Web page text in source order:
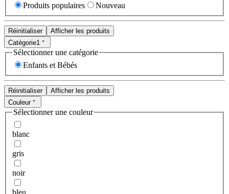
Produits populaires Nouveau
Réinitialiser
Afficher les produits
Catégorie1
Sélectionner une catégorie
Enfants et Bébés
Réinitialiser
Afficher les produits
Couleur
Sélectionner une couleur
blanc
gris
noir